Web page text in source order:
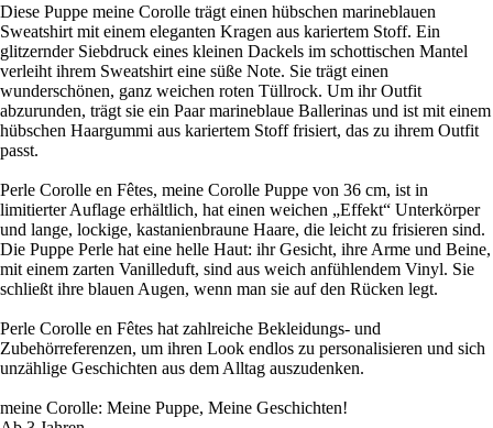
Diese Puppe meine Corolle trägt einen hübschen marineblauen
Sweatshirt mit einem eleganten Kragen aus kariertem Stoff. Ein
glitzernder Siebdruck eines kleinen Dackels im schottischen Mantel
verleiht ihrem Sweatshirt eine süße Note. Sie trägt einen
wunderschönen, ganz weichen roten Tüllrock. Um ihr Outfit
abzurunden, trägt sie ein Paar marineblaue Ballerinas und ist mit einem
hübschen Haargummi aus kariertem Stoff frisiert, das zu ihrem Outfit
passt.
Perle Corolle en Fêtes, meine Corolle Puppe von 36 cm, ist in
limitierter Auflage erhältlich, hat einen weichen „Effekt“ Unterkörper
und lange, lockige, kastanienbraune Haare, die leicht zu frisieren sind.
Die Puppe Perle hat eine helle Haut: ihr Gesicht, ihre Arme und Beine,
mit einem zarten Vanilleduft, sind aus weich anfühlendem Vinyl. Sie
schließt ihre blauen Augen, wenn man sie auf den Rücken legt.
Perle Corolle en Fêtes hat zahlreiche Bekleidungs- und
Zubehörreferenzen, um ihren Look endlos zu personalisieren und sich
unzählige Geschichten aus dem Alltag auszudenken.
meine Corolle: Meine Puppe, Meine Geschichten!